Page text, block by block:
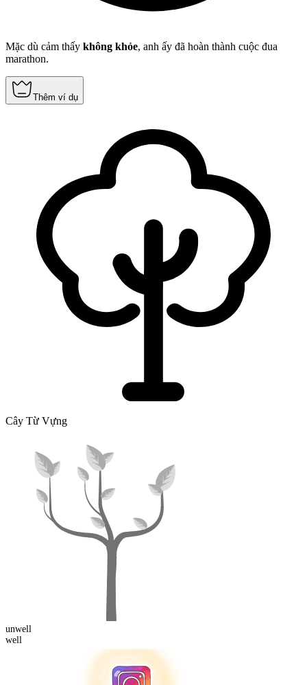
Mặc dù cảm thấy không khỏe, anh ấy đã hoàn thành cuộc đua
marathon.
Thêm ví dụ
Cây Từ Vựng
unwell
well